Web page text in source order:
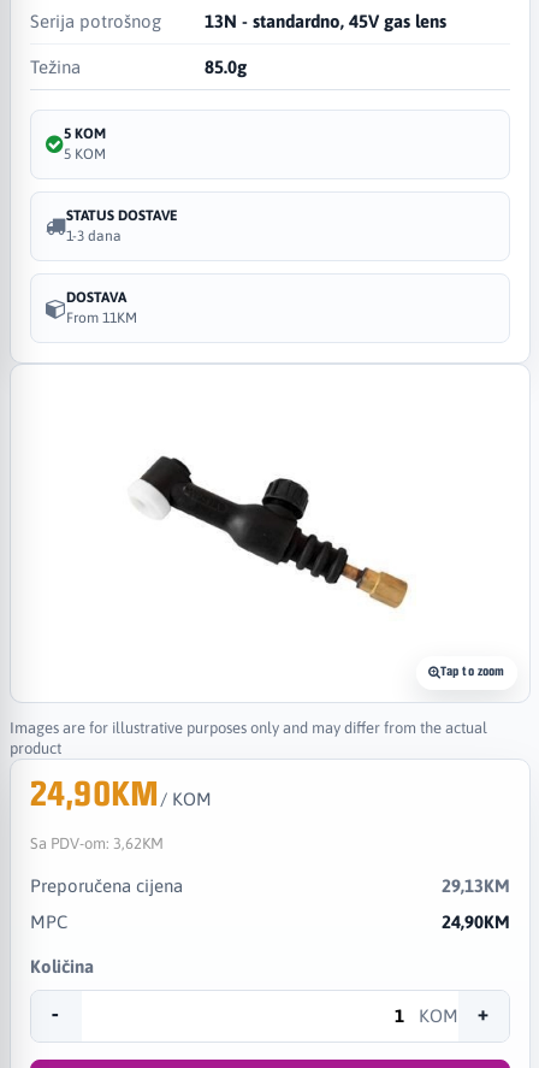
Tap to zoom
Images are for illustrative purposes only and may differ from the actual
product
Serija potrošnog 13N - standardno, 45V gas lens
Težina 85.0g
5 KOM
5 KOM
STATUS DOSTAVE
1-3 dana
DOSTAVA
From 11KM
24,90KM / KOM
Sa PDV-om: 3,62KM
Preporučena cijena
29,13KM
MPC
24,90KM
Količina
- KOM +